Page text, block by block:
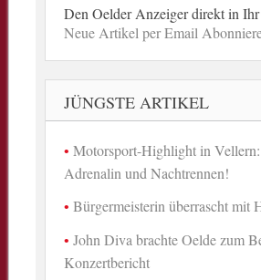
Den Oelder Anzeiger direkt in
Neue Artikel per Email
JÜNGSTE ARTIKEL
Motorsport-Highlight in
Adrenalin und Nachtrennen!
Bürgermeisterin überrascht mit
John Diva brachte Oelde zum
Konzertbericht